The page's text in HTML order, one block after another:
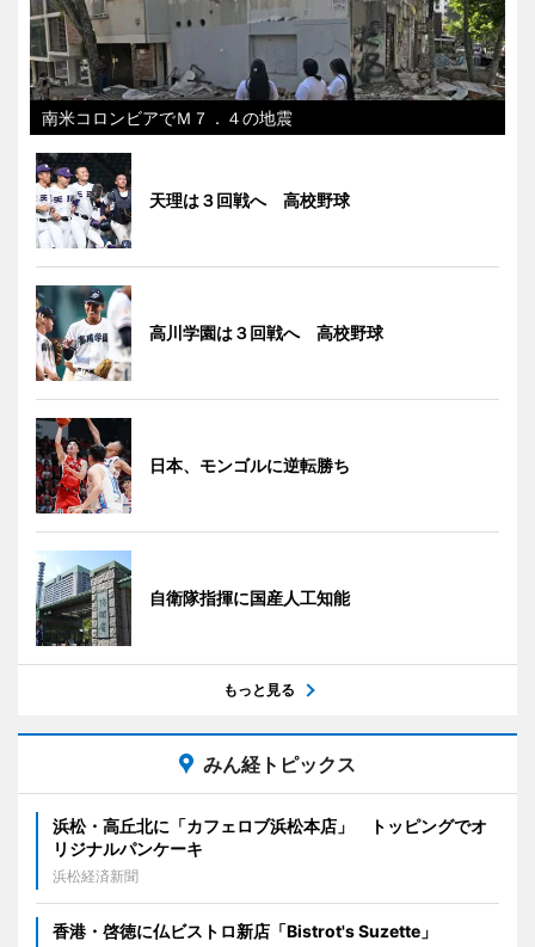
南米コロンビアでＭ７．４の地震
天理は３回戦へ 高校野球
高川学園は３回戦へ 高校野球
日本、モンゴルに逆転勝ち
自衛隊指揮に国産人工知能
もっと見る
みん経トピックス
浜松・高丘北に「カフェロブ浜松本店」 トッピングでオ
リジナルパンケーキ
浜松経済新聞
香港・啓徳に仏ビストロ新店「Bistrot's Suzette」